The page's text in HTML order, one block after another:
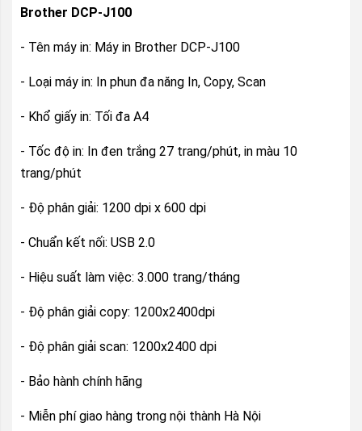
Brother DCP-J100
- Tên máy in: Máy in Brother DCP-J100
- Loại máy in: In phun đa năng In, Copy, Scan
- Khổ giấy in: Tối đa A4
- Tốc độ in: In đen trắng 27 trang/phút, in màu 10
trang/phút
- Độ phân giải: 1200 dpi x 600 dpi
- Chuẩn kết nối: USB 2.0
- Hiệu suất làm việc: 3.000 trang/tháng
- Độ phân giải copy: 1200x2400dpi
- Độ phân giải scan: 1200x2400 dpi
- Bảo hành chính hãng
- Miễn phí giao hàng trong nội thành Hà Nội